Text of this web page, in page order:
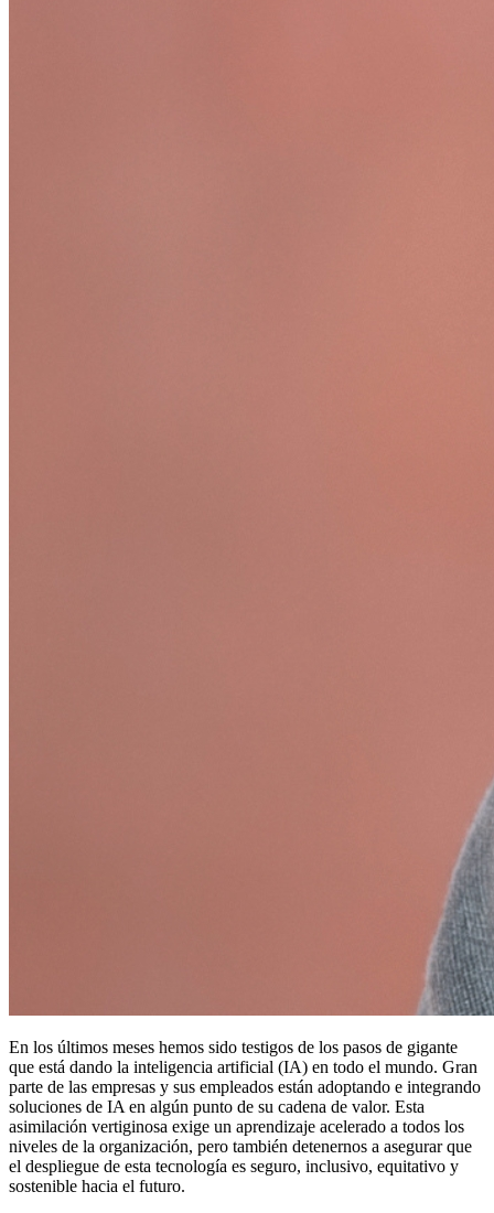
En los últimos meses hemos sido testigos de los pasos de gigante
que está dando la inteligencia artificial (IA) en todo el mundo. Gran
parte de las empresas y sus empleados están adoptando e integrando
soluciones de IA en algún punto de su cadena de valor. Esta
asimilación vertiginosa exige un aprendizaje acelerado a todos los
niveles de la organización, pero también detenernos a asegurar que
el despliegue de esta tecnología es seguro, inclusivo, equitativo y
sostenible hacia el futuro.